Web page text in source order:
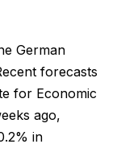
German
forecasts
for Economic
ago,
in